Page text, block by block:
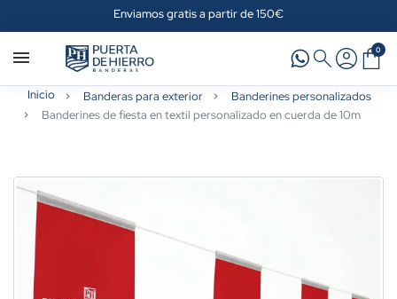
Enviamos gratis a partir de 150€
0
Inicio Banderas para exterior
Banderines personalizados
Banderines de fiesta en textil personalizado en cuerda de 10m